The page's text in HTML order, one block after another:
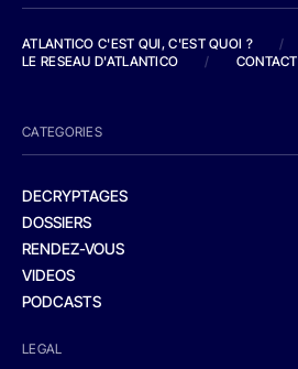
ATLANTICO C'EST QUI, C'EST QUOI ?
/
LE RESEAU D'ATLANTICO
/ CONTACT
CATEGORIES
DECRYPTAGES
DOSSIERS
RENDEZ-VOUS
VIDEOS
PODCASTS
LEGAL